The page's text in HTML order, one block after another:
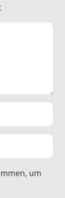
um